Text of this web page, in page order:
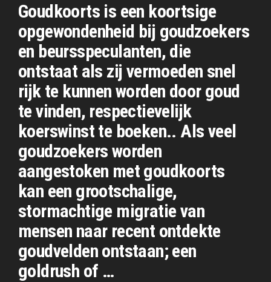
Goudkoorts is een koortsige
opgewondenheid bij goudzoekers
en beursspeculanten, die
ontstaat als zij vermoeden snel
rijk te kunnen worden door goud
te vinden, respectievelijk
koerswinst te boeken.. Als veel
goudzoekers worden
aangestoken met goudkoorts
kan een grootschalige,
stormachtige migratie van
mensen naar recent ontdekte
goudvelden ontstaan; een
goldrush of …